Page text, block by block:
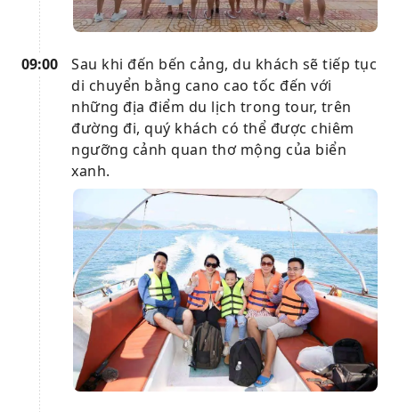
09:00
Sau khi đến bến cảng, du khách sẽ tiếp tục
di chuyển bằng cano cao tốc đến với
những địa điểm du lịch trong tour, trên
đường đi, quý khách có thể được chiêm
ngưỡng cảnh quan thơ mộng của biển
xanh.